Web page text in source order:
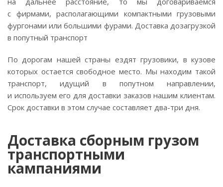
с фирмами, располагающими компактными грузовыми
фургонами или большими фурами. Доставка дозагрузкой
в попутный транспорт
По дорогам нашей страны ездят грузовики, в кузове
которых остается свободное место. Мы находим такой
транспорт, идущий в попутном направлении,
и используем его для доставки заказов нашим клиентам.
Срок доставки в этом случае составляет два-три дня.
Доставка сборным грузом
транспортными
кампаниями